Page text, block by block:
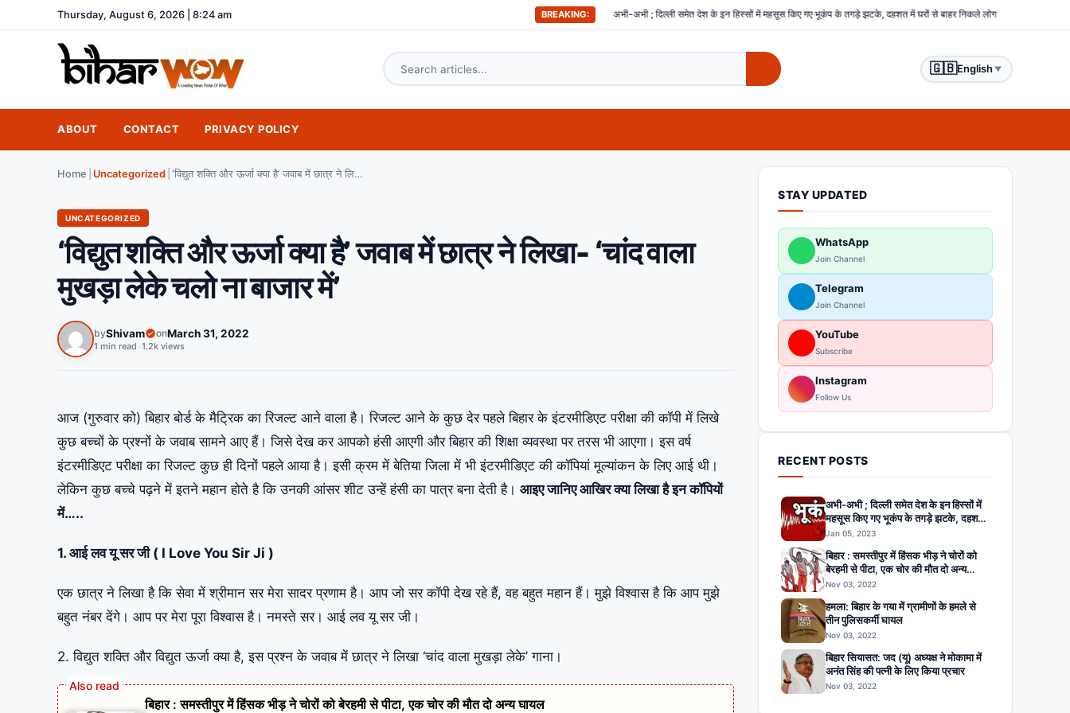
Thursday, August 6, 2026 | 8:24 am BREAKING:
अभी-अभी ; दिल्ली समेत देश के इन हिस्सों में महसूस किए गए भूकंप के तगड़े झटके, दहशत में घरों से बाहर निकले लोग बिहार : समस्तीपुर में हिंसक भीड़ ने
🇬🇧English ▼
ABOUT CONTACT PRIVACY POLICY
Home Uncategorized ‘विद्युत शक्ति और ऊर्जा क्या है’ जवाब में छात्र ने लिखा- ‘चांद वाला मुखड़ा लेके चलो ना बाजार में’
UNCATEGORIZED
‘विद्युत शक्ति और ऊर्जा क्या है’ जवाब में छात्र ने लिखा- ‘चांद वाला
मुखड़ा लेके चलो ना बाजार में’
byShivam onMarch 31, 2022
1 min read 1.2k views
आज (गुरुवार को) बिहार बोर्ड के मैट्रिक का रिजल्ट आने वाला है। रिजल्ट आने के कुछ देर पहले बिहार के इंटरमीडिएट परीक्षा की कॉपी में लिखे
कुछ बच्चों के प्रश्नों के जवाब सामने आए हैं। जिसे देख कर आपको हंसी आएगी और बिहार की शिक्षा व्यवस्था पर तरस भी आएगा। इस वर्ष
इंटरमीडिएट परीक्षा का रिजल्ट कुछ ही दिनों पहले आया है। इसी क्रम में बेतिया जिला में भी इंटरमीडिएट की कॉपियां मूल्यांकन के लिए आई थी।
लेकिन कुछ बच्चे पढ़ने में इतने महान होते है कि उनकी आंसर शीट उन्हें हंसी का पात्र बना देती है। आइए जानिए आखिर क्या लिखा है इन कॉपियों
में…..
1. आई लव यू सर जी ( I Love You Sir Ji )
एक छात्र ने लिखा है कि सेवा में श्रीमान सर मेरा सादर प्रणाम है। आप जो सर कॉपी देख रहे हैं, वह बहुत महान हैं। मुझे विश्वास है कि आप मुझे
बहुत नंबर देंगे। आप पर मेरा पूरा विश्वास है। नमस्ते सर। आई लव यू सर जी।
2. विद्युत शक्ति और विद्युत ऊर्जा क्या है, इस प्रश्न के जवाब में छात्र ने लिखा ‘चांद वाला मुखड़ा लेके’ गाना।
बिहार : समस्तीपुर में हिंसक भीड़ ने चोरों को बेरहमी से पीटा, एक चोर की मौत दो अन्य घायल
STAY UPDATED
WhatsApp
Join Channel
Telegram
Join Channel
YouTube
Subscribe
Instagram
Follow Us
RECENT POSTS
अभी-अभी ; दिल्ली समेत देश के इन हिस्सों में
महसूस किए गए भूकंप के तगड़े झटके, दहशत
में घरों से बाहर निकले लोग
Jan 05, 2023
बिहार : समस्तीपुर में हिंसक भीड़ ने चोरों को
बेरहमी से पीटा, एक चोर की मौत दो अन्य
घायल
Nov 03, 2022
हमला: बिहार के गया में ग्रामीणों के हमले से
तीन पुलिसकर्मी घायल
Nov 03, 2022
बिहार सियासत: जद (यू) अध्यक्ष ने मोकामा में
अनंत सिंह की पत्नी के लिए किया प्रचार
Nov 03, 2022